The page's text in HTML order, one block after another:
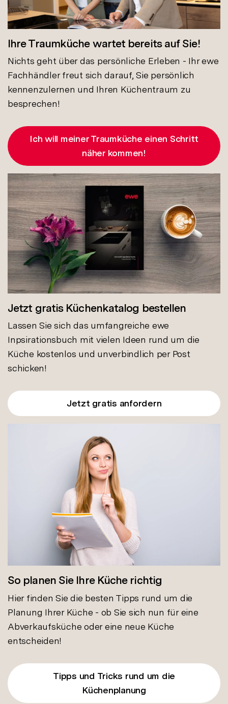
Ihre Traumküche wartet bereits auf Sie!
Nichts geht über das persönliche Erleben - Ihr ewe
Fachhändler freut sich darauf, Sie persönlich
kennenzulernen und Ihren Küchentraum zu
besprechen!
Ich will meiner Traumküche einen Schritt
näher kommen!
Jetzt gratis Küchenkatalog bestellen
Lassen Sie sich das umfangreiche ewe
Inpsirationsbuch mit vielen Ideen rund um die
Küche kostenlos und unverbindlich per Post
schicken!
Jetzt gratis anfordern
So planen Sie Ihre Küche richtig
Hier finden Sie die besten Tipps rund um die
Planung Ihrer Küche - ob Sie sich nun für eine
Abverkaufsküche oder eine neue Küche
entscheiden!
Tipps und Tricks rund um die
Küchenplanung